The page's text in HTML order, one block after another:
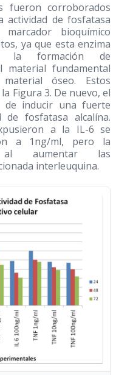
fueron corroborados
actividad de fosfatasa
bioquímico
ya que esta enzima
la formación de
material fundamental
óseo. Estos
Figura 3. De nuevo, el
de inducir una fuerte
fosfatasa alcalína.
a la IL-6 se
a 1ng/ml, pero la
al aumentar las
interleuquina.